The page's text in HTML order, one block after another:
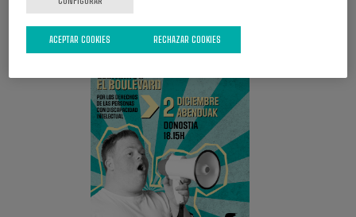
RECHAZAR COOKIES
ACEPTAR COOKIES